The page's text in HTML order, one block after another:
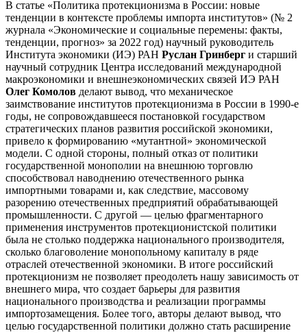
В статье «Политика протекционизма в России: новые
тенденции в контексте проблемы импорта институтов» (№ 2
журнала «Экономические и социальные перемены: факты,
тенденции, прогноз» за 2022 год) научный руководитель
Института экономики (ИЭ) РАН Руслан Гринберг и старший
научный сотрудник Центра исследований международной
макроэкономики и внешнеэкономических связей ИЭ РАН
Олег Комолов делают вывод, что механическое
заимствование институтов протекционизма в России в 1990-е
годы, не сопровождавшееся постановкой государством
стратегических планов развития российской экономики,
привело к формированию «мутантной» экономической
модели. С одной стороны, полный отказ от политики
государственной монополии на внешнюю торговлю
способствовал наводнению отечественного рынка
импортными товарами и, как следствие, массовому
разорению отечественных предприятий обрабатывающей
промышленности. С другой — целью фрагментарного
применения инструментов протекционистской политики
была не столько поддержка национального производителя,
сколько благоволение монопольному капиталу в ряде
отраслей отечественной экономики. В итоге российский
протекционизм не позволяет преодолеть нашу зависимость от
внешнего мира, что создает барьеры для развития
национального производства и реализации программы
импортозамещения. Более того, авторы делают вывод, что
целью государственной политики должно стать расширение